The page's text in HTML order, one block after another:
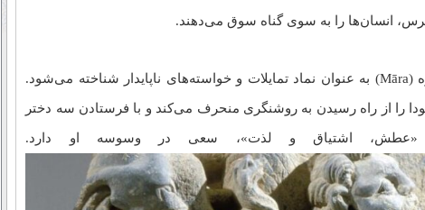
انسان‌ها را به سوی گناه سوق می‌دهند.
در آیین بودیسم، ماره (Māra) به عنوان نماد تمایلات و خواسته‌های ناپایدار شناخته می‌شود.
را از راه رسیدن به روشنگری منحرف می‌کند و با فرستادن سه دختر
«عطش، اشتیاق و لذت»، سعی در وسوسه او دارد.